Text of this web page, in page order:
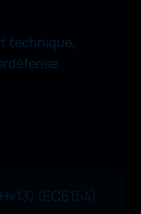
technique,
(EC6154)